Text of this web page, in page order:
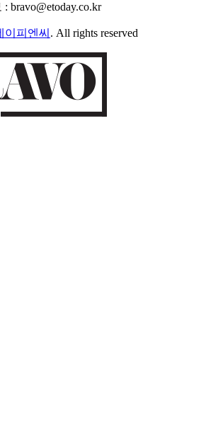
bravo@etoday.co.kr
이피엔씨 . All rights reserved